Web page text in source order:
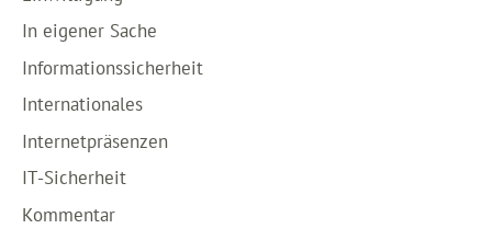
In eigener Sache
Informationssicherheit
Internationales
Internetpräsenzen
IT-Sicherheit
Kommentar